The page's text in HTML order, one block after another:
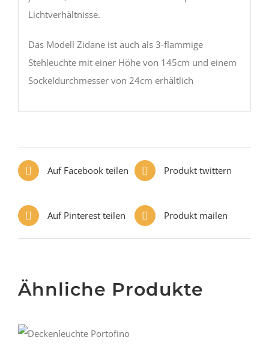
Lichtverhältnisse.
Das Modell Zidane ist auch als 3-flammige
Stehleuchte mit einer Höhe von 145cm und einem
Sockeldurchmesser von 24cm erhältlich
Auf Facebook teilen Produkt twittern
Auf Pinterest teilen Produkt mailen
Ähnliche Produkte